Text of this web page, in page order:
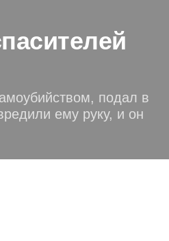
подал в
ему руку, и он